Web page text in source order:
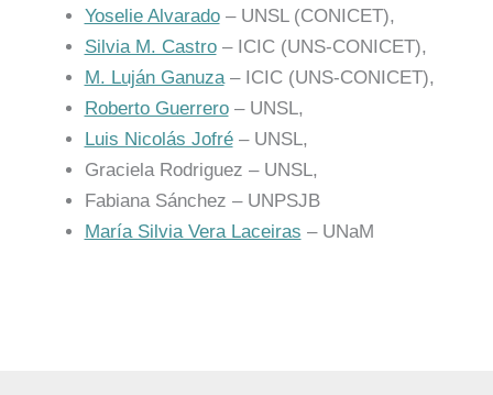
Yoselie Alvarado– UNSL (CONICET),
Silvia M. Castro – ICIC (UNS-CONICET),
M. Luján Ganuza– ICIC (UNS-CONICET),
Roberto Guerrero– UNSL,
Luis Nicolás Jofré– UNSL,
Graciela Rodriguez – UNSL,
Fabiana Sánchez – UNPSJB
María Silvia Vera Laceiras – UNaM